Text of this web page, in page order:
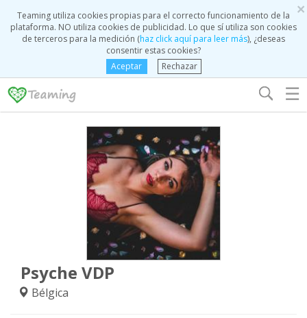
×
Teaming utiliza cookies propias para el correcto funcionamiento de la
plataforma. NO utiliza cookies de publicidad. Lo que sí utiliza son cookies
de terceros para la medición (haz click aquí para leer más), ¿deseas
consentir estas cookies?
Aceptar
Rechazar
☰
Psyche VDP
Bélgica